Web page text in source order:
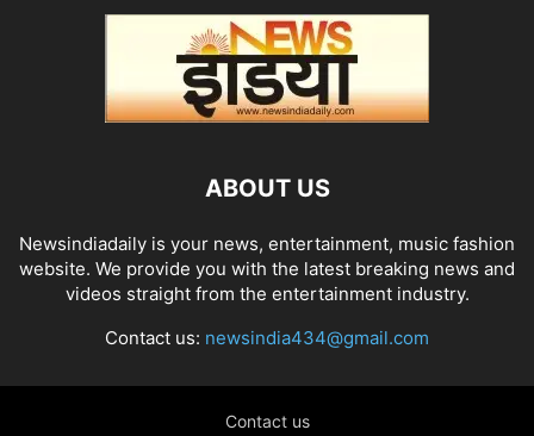
ABOUT US
Newsindiadaily is your news, entertainment, music fashion
website. We provide you with the latest breaking news and
videos straight from the entertainment industry.
Contact us: newsindia434@gmail.com
Contact us